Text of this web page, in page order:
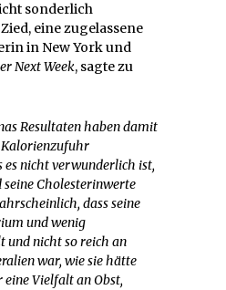
sonderlich
eine zugelassene
in New York und
Next Week, sagte zu
Resultaten haben damit
Kalorienzufuhr
es nicht verwunderlich ist,
seine Cholesterinwerte
dass seine
und wenig
und nicht so reich an
war, wie sie hätte
Vielfalt an Obst,